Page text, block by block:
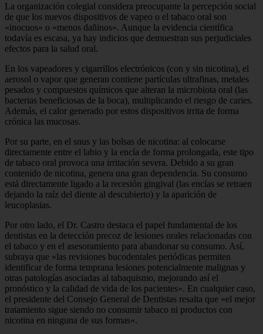
La organización colegial considera preocupante la percepción social
de que los nuevos dispositivos de vapeo o el tabaco oral son
«inocuos» o «menos dañinos». Aunque la evidencia científica
todavía es escasa, ya hay indicios que demuestran sus perjudiciales
efectos para la salud oral.
En los vapeadores y cigarrillos electrónicos (con y sin nicotina), el
aerosol o vapor que generan contiene partículas ultrafinas, metales
pesados y compuestos químicos que alteran la microbiota oral (las
bacterias beneficiosas de la boca), multiplicando el riesgo de caries.
Además, el calor generado por estos dispositivos irrita de forma
crónica las mucosas.
Por su parte, en el snus y las bolsas de nicotina: al colocarse
directamente entre el labio y la encía de forma prolongada, este tipo
de tabaco oral provoca una irritación severa. Debido a su gran
contenido de nicotina, genera una gran dependencia. Su consumo
está directamente ligado a la recesión gingival (las encías se retraen
dejando la raíz del diente al descubierto) y la aparición de
leucoplasias.
Por otro lado, el Dr. Castro destaca el papel fundamental de los
dentistas en la detección precoz de lesiones orales relacionadas con
el tabaco y en el asesoramiento para abandonar su consumo. Así,
subraya que «las revisiones bucodentales periódicas permiten
identificar de forma temprana lesiones potencialmente malignas y
otras patologías asociadas al tabaquismo, mejorando así el
pronóstico y la calidad de vida de los pacientes». En cualquier caso,
el presidente del Consejo General de Dentistas resalta que «el mejor
tratamiento sigue siendo no consumir tabaco ni productos con
nicotina en ninguna de sus formas«.